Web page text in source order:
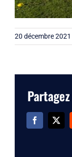
20 décembre 2021
Facebook
X